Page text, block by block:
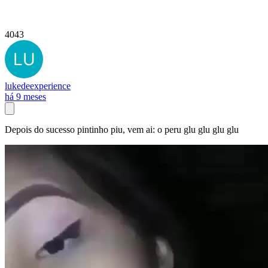
4043
lukedeexperience
há 9 meses
Depois do sucesso pintinho piu, vem ai: o peru glu glu glu glu